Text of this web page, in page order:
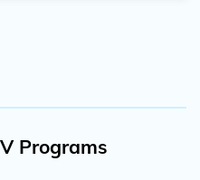
Programs